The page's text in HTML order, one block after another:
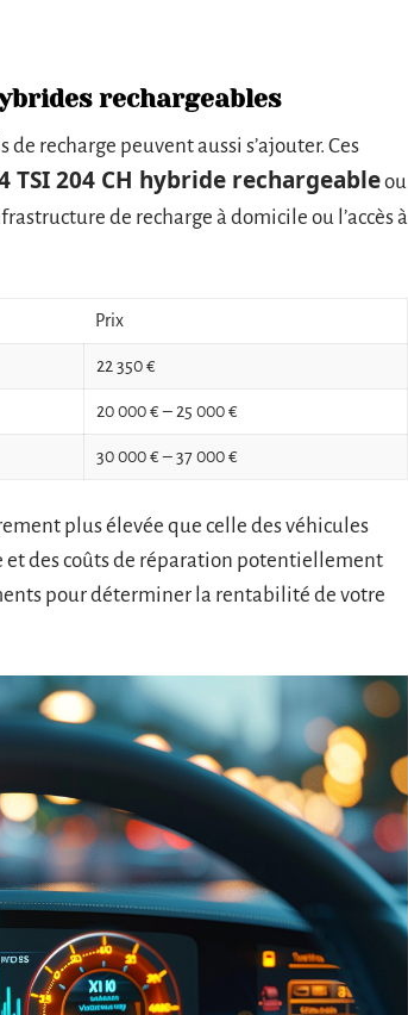
rechargeables
recharge peuvent aussi s’ajouter. Ces
TSI 204 CH hybride rechargeableou
de recharge à domicile ou l’accès à
Prix
22 350 €
20 000 € – 25 000 €
30 000 € – 37 000 €
plus élevée que celle des véhicules
des coûts de réparation potentiellement
pour déterminer la rentabilité de votre